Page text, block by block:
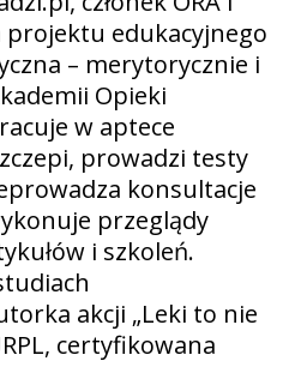
projektu edukacyjnego
– merytorycznie i
Opieki
w aptece
prowadzi testy
konsultacje
przeglądy
i szkoleń.
akcji „Leki to nie
certyfikowana